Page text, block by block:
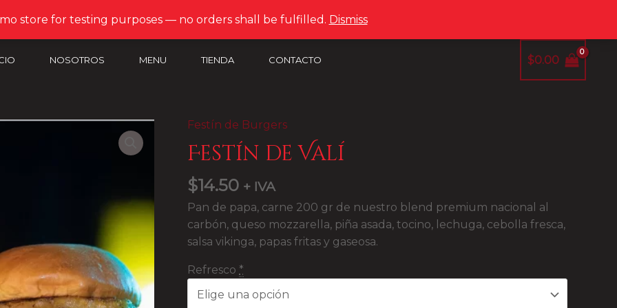
NOSOTROS MENU TIENDA CONTACTO $0.00
Festín de Burgers
Festín de Valí
$14.50 + IVA
Pan de papa, carne 200 gr de nuestro blend premium nacional al
carbón, queso mozzarella, piña asada, tocino, lechuga, cebolla fresca,
salsa vikinga, papas fritas y gaseosa.
Refresco *
Festín
de
Valí
quantity
store for testing purposes — no orders shall be fulfilled. Dismiss